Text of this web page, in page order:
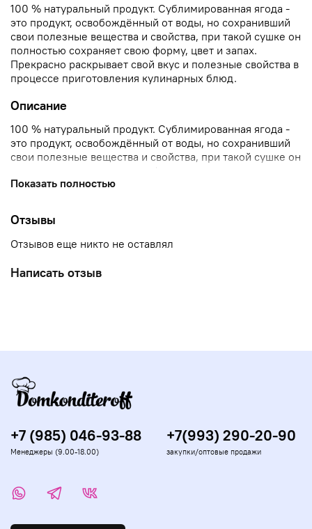
100 % натуральный продукт. Сублимированная ягода -
это продукт, освобождённый от воды, но сохранивший
свои полезные вещества и свойства, при такой сушке он
полностью сохраняет свою форму, цвет и запах.
Прекрасно раскрывает свой вкус и полезные свойства в
процессе приготовления кулинарных блюд.
Описание
100 % натуральный продукт. Сублимированная ягода -
это продукт, освобождённый от воды, но сохранивший
свои полезные вещества и свойства, при такой сушке он
Прекрасно раскрывает свой вкус и полезные свойства в
Показать полностью
Отзывы
Отзывов еще никто не оставлял
Написать отзыв
+7 (985) 046-93-88
Менеджеры (9.00-18.00)
+7(993) 290-20-90
закупки/оптовые продажи